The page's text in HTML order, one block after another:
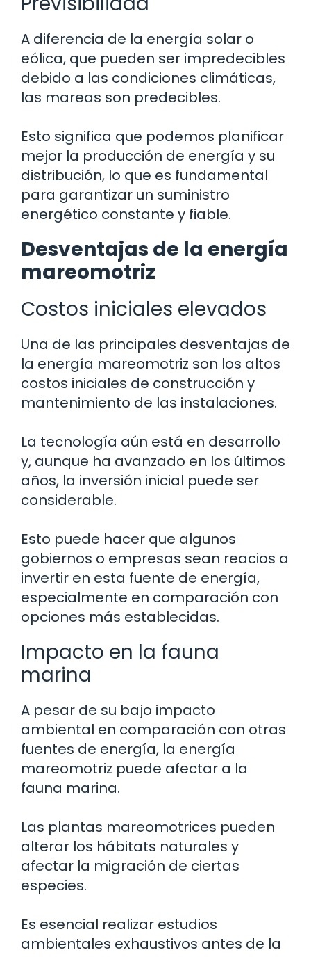
A diferencia de la energía solar o
eólica, que pueden ser impredecibles
debido a las condiciones climáticas,
las mareas son predecibles.
Esto significa que podemos planificar
mejor la producción de energía y su
distribución, lo que es fundamental
para garantizar un suministro
energético constante y fiable.
Desventajas de la energía
mareomotriz
Costos iniciales elevados
Una de las principales desventajas de
la energía mareomotriz son los altos
costos iniciales de construcción y
mantenimiento de las instalaciones.
La tecnología aún está en desarrollo
y, aunque ha avanzado en los últimos
años, la inversión inicial puede ser
considerable.
Esto puede hacer que algunos
gobiernos o empresas sean reacios a
invertir en esta fuente de energía,
especialmente en comparación con
opciones más establecidas.
Impacto en la fauna
marina
A pesar de su bajo impacto
ambiental en comparación con otras
fuentes de energía, la energía
mareomotriz puede afectar a la
fauna marina.
Las plantas mareomotrices pueden
alterar los hábitats naturales y
afectar la migración de ciertas
especies.
Es esencial realizar estudios
ambientales exhaustivos antes de la